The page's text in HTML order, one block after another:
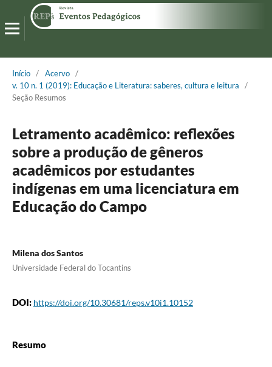
Início / Acervo /
v. 10 n. 1 (2019): Educação e Literatura: saberes, cultura e leitura
/
Seção Resumos
Letramento acadêmico: reflexões
sobre a produção de gêneros
acadêmicos por estudantes
indígenas em uma licenciatura em
Educação do Campo
Milena dos Santos
Universidade Federal do Tocantins
DOI: https://doi.org/10.30681/reps.v10i1.10152
Resumo